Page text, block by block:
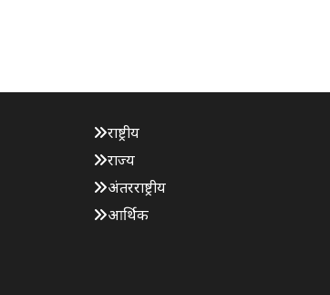
राष्ट्रीय
राज्य
अंतरराष्ट्रीय
आर्थिक